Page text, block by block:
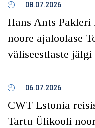
08.07.2026
Hans Ants
noore ajaloolase
väliseestlaste
06.07.2026
CWT Estonia
Tartu Ülikooli